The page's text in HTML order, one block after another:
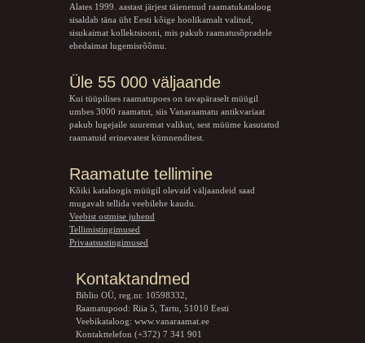
Alates 1999. aastast järjest täienenud raamatukataloog
sisaldab täna üht Eesti kõige hoolikamalt valitud,
sisukaimat kollektsiooni, mis pakub raamatusõpradele
ehedaimat lugemisrõõmu.
Üle 55 000 väljaande
Kui tüüpilises raamatupoes on tavapäraselt müügil
umbes 3000 raamatut, siis Vanaraamatu antikvariaat
pakub lugejaile suuremat valikut, sest müüme kasutatud
raamatuid erinevatest kümnenditest.
Raamatute tellimine
Kõiki kataloogis müügil olevaid väljaandeid saad
mugavalt tellida veebilehe kaudu.
Veebist ostmise juhend
Tellimistingimused
Privaatsustingimused
Kontaktandmed
Biblio OÜ, reg.nr. 10598332,
Raamatupood: Riia 5, Tartu, 51010 Eesti
Veebikataloog: www.vanaraamat.ee
Kontakttelefon (+372) 7 341 901